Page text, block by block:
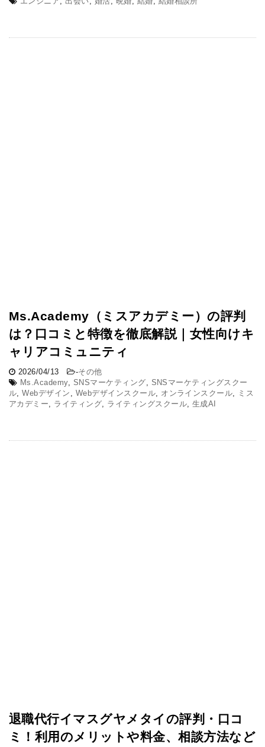
Ms.Academy（ミスアカデミー）の評判
は？口コミと特徴を徹底解説｜女性向けキ
ャリアコミュニティ
2026/04/13 -その他
Ms.Academy, SNSマーケティング, SNSマーケティングスクー
ル,Webデザイン , Webデザインスクール, オンラインスクール, ミス
アカデミー, ライティング, ライティングスクール,生成AI
退職代行イマスグヤメタイの評判・口コ
ミ！利用のメリットや料金、相談方法など